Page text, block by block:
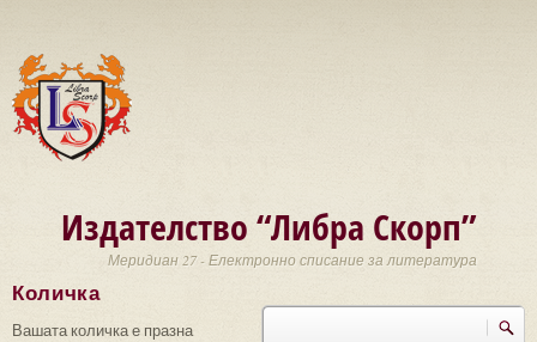
Издателство “Либра Скорп”
Меридиан 27 - Електронно списание за литература
Търси
Количка
Вашата количка е празна